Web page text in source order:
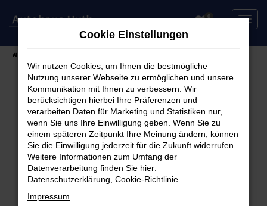
Zum
0
Fehler: Network Error
Beim Laden ist ein Fehler aufgetreten.
Hier sind ein paar Tipps, die dir helfen können:
Überprüfe deine Firewall und deine
Internetverbindung.
Laden andere Webseiten, zum Beispiel deine
Cookie Einstellungen
Wir nutzen Cookies, um Ihnen die bestmögliche
Nutzung unserer Webseite zu ermöglichen und unsere
Kommunikation mit Ihnen zu verbessern. Wir
berücksichtigen hierbei Ihre Präferenzen und
verarbeiten Daten für Marketing und Statistiken nur,
wenn Sie uns Ihre Einwilligung geben. Wenn Sie zu
einem späteren Zeitpunkt Ihre Meinung ändern, können
Sie die Einwilligung jederzeit für die Zukunft widerrufen.
Weitere Informationen zum Umfang der
Datenverarbeitung finden Sie hier:
Datenschutzerklärung Cookie-Richtlinie
Impressum